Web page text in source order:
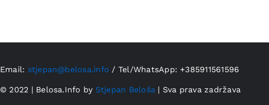
Email: stjepan@belosa.info / Tel/WhatsApp: +385911561596
© 2022 | Belosa.Info by Stjepan Beloša | Sva prava zadržava